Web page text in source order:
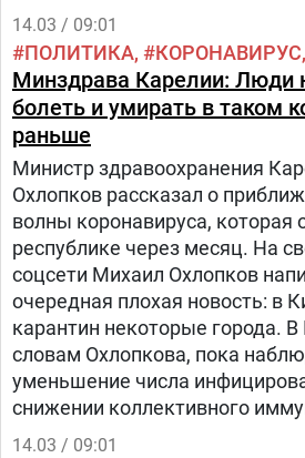
14.03 / 09:01
ПОЛИТИКА КОРОНАВИРУС
Минздрава Карелии: Люди
болеть и умирать в таком
раньше
Министр здравоохранения
Охлопков рассказал о
волны коронавируса, которая
республике через месяц. На
соцсети Михаил Охлопков
очередная плохая новость: в
карантин некоторые города. В
словам Охлопкова, пока
уменьшение числа
снижении коллективного
14.03 / 09:01